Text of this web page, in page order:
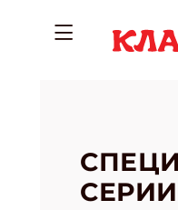
СЕРИИ